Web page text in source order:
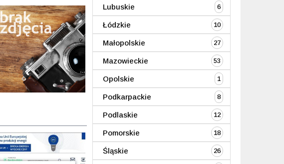
Lubuskie 6
Łódzkie 10
Małopolskie 27
Mazowieckie 53
Opolskie 1
Podkarpackie 8
Podlaskie 12
Pomorskie 18
Śląskie 26